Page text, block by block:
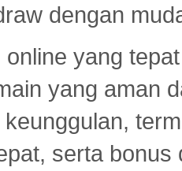
dengan
online yang
yang aman
serta